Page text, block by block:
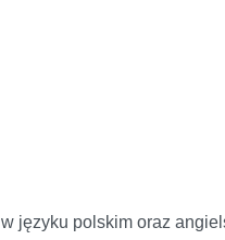
języku polskim oraz